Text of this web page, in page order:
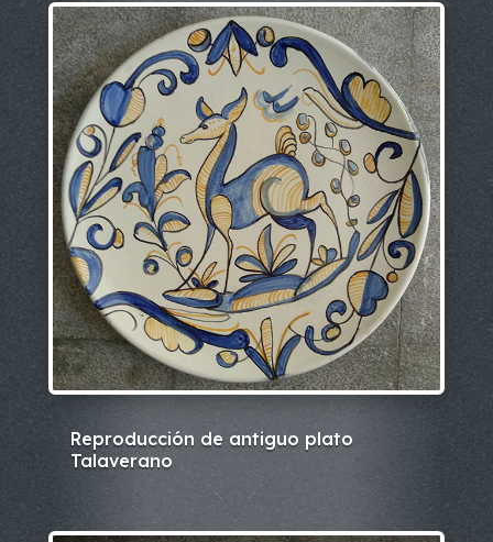
Reproducción de antiguo plato
Talaverano